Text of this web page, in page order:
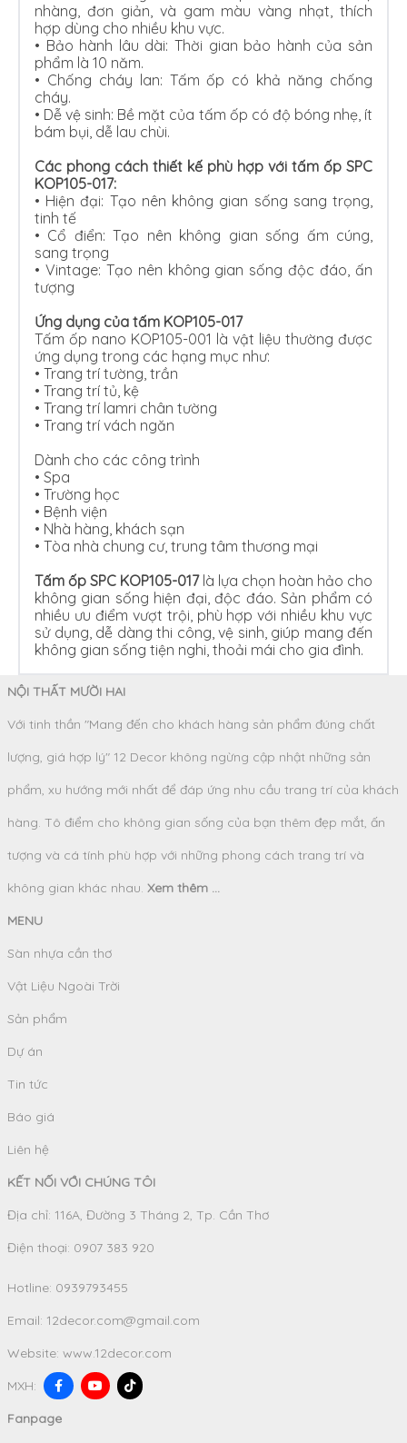
nhàng, đơn giản, và gam màu vàng nhạt, thích
hợp dùng cho nhiều khu vực.
• Bảo hành lâu dài: Thời gian bảo hành của sản
phẩm là 10 năm.
• Chống cháy lan: Tấm ốp có khả năng chống
cháy.
• Dễ vệ sinh: Bề mặt của tấm ốp có độ bóng nhẹ, ít
bám bụi, dễ lau chùi.
Các phong cách thiết kế phù hợp với tấm ốp SPC
KOP105-017:
• Hiện đại: Tạo nên không gian sống sang trọng,
tinh tế
• Cổ điển: Tạo nên không gian sống ấm cúng,
sang trọng
• Vintage: Tạo nên không gian sống độc đáo, ấn
tượng
Ứng dụng của tấm KOP105-017
Tấm ốp nano KOP105-001 là vật liệu thường được
ứng dụng trong các hạng mục như:
• Trang trí tường, trần
• Trang trí tủ, kệ
• Trang trí lamri chân tường
• Trang trí vách ngăn
Dành cho các công trình
• Spa
• Trường học
• Bệnh viện
• Nhà hàng, khách sạn
• Tòa nhà chung cư, trung tâm thương mại
Tấm ốp SPC KOP105-017là lựa chọn hoàn hảo cho
không gian sống hiện đại, độc đáo. Sản phẩm có
nhiều ưu điểm vượt trội, phù hợp với nhiều khu vực
sử dụng, dễ dàng thi công, vệ sinh, giúp mang đến
không gian sống tiện nghi, thoải mái cho gia đình.
NỘI THẤT MƯỜI HAI
Với tinh thần "Mang đến cho khách hàng sản phẩm đúng chất
lượng, giá hợp lý" 12 Decor không ngừng cập nhật những sản
phẩm, xu hướng mới nhất để đáp ứng nhu cầu trang trí của khách
hàng. Tô điểm cho không gian sống của bạn thêm đẹp mắt, ấn
tượng và cá tính phù hợp với những phong cách trang trí và
không gian khác nhau. Xem thêm ...
MENU
Sàn nhựa cần thơ
Vật Liệu Ngoài Trời
Sản phẩm
Dự án
Tin tức
Báo giá
Liên hệ
KẾT NỐI VỚI CHÚNG TÔI
Địa chỉ: 116A, Đường 3 Tháng 2, Tp. Cần Thơ
Điện thoại: 0907 383 920
Hotline: 0939793455
Email: 12decor.com@gmail.com
Website: www.12decor.com
MXH:
Fanpage